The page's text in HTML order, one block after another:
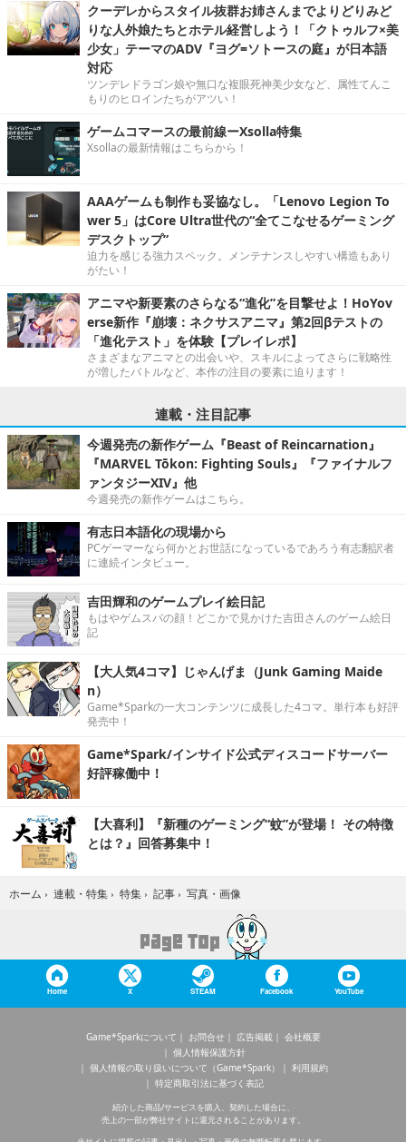
クーデレからスタイル抜群お姉さんまでよりどりみど
りな人外娘たちとホテル経営しよう！「クトゥルフ×美
少女」テーマのADV『ヨグ=ソトースの庭』が日本語
対応
ツンデレドラゴン娘や無口な複眼死神美少女など、属性てんこ
もりのヒロインたちがアツい！
ゲームコマースの最前線ーXsolla特集
Xsollaの最新情報はこちらから！
AAAゲームも制作も妥協なし。「Lenovo Legion To
wer 5」はCore Ultra世代の“全てこなせるゲーミング
デスクトップ”
迫力を感じる強力スペック。メンテナンスしやすい構造もあり
がたい！
アニマや新要素のさらなる“進化”を目撃せよ！HoYov
erse新作『崩壊：ネクサスアニマ』第2回βテストの
「進化テスト」を体験【プレイレポ】
さまざまなアニマとの出会いや、スキルによってさらに戦略性
が増したバトルなど、本作の注目の要素に迫ります！
連載・注目記事
今週発売の新作ゲーム『Beast of Reincarnation』
『MARVEL Tōkon: Fighting Souls』『ファイナルフ
ァンタジーXIV』他
今週発売の新作ゲームはこちら。
有志日本語化の現場から
PCゲーマーなら何かとお世話になっているであろう有志翻訳者
に連続インタビュー。
吉田輝和のゲームプレイ絵日記
もはやゲムスパの顔！どこかで見かけた吉田さんのゲーム絵日
記
【大人気4コマ】じゃんげま（Junk Gaming Maide
n）
Game*Sparkの一大コンテンツに成長した4コマ。単行本も好評
発売中！
Game*Spark/インサイド公式ディスコードサーバー
好評稼働中！
【大喜利】『新種のゲーミング“蚊”が登場！ その特徴
とは？』回答募集中！
ホーム › 連載・特集 › 特集 › 記事 › 写真・画像
Home X STEAM Facebook YouTube
Game*Sparkについて お問合せ 広告掲載
会社概要
個人情報保護方針
個人情報の取り扱いについて（Game*Spark）
利用規約
特定商取引法に基づく表記
紹介した商品/サービスを購入、契約した場合に、
売上の一部が弊社サイトに還元されることがあります。